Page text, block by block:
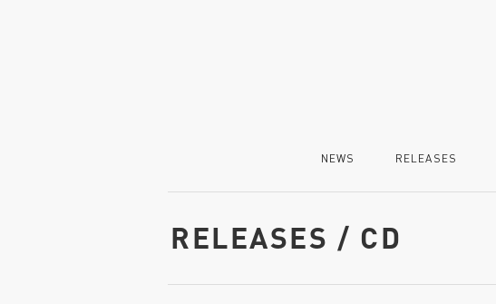
NEWS RELEASES
RELEASES / CD